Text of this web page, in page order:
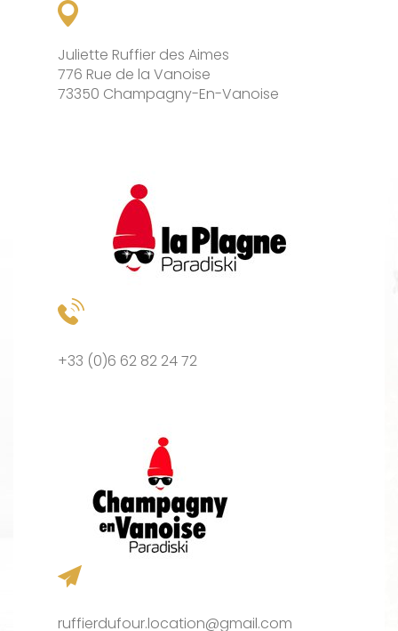
Juliette Ruffier des Aimes
776 Rue de la Vanoise
73350 Champagny-En-Vanoise
+33 (0)6 62 82 24 72
ruffierdufour.location@gmail.com